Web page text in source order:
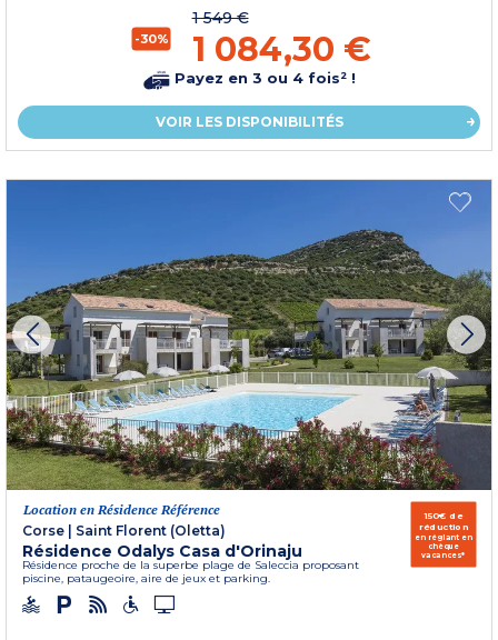
-30%
1 549 €
1 084,30 €
Payez en 3 ou 4 fois² !
VOIR LES DISPONIBILITÉS
Location en Résidence Référence
Corse | Saint Florent (Oletta)
Résidence Odalys Casa d'Orinaju
Résidence proche de la superbe plage de Saleccia proposant
piscine, pataugeoire, aire de jeux et parking.
150€ de
réduction
en réglant en
chèque
vacances*